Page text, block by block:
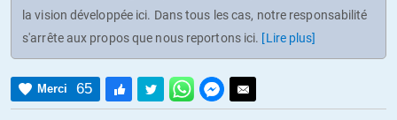
la vision développée ici. Dans tous les cas, notre responsabilité
s'arrête aux propos que nous reportons ici. [Lire plus]
Merci 65